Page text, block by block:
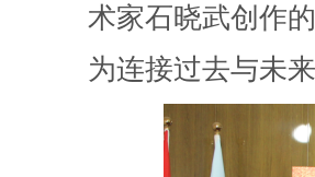
术家石晓武创作
为连接过去与未